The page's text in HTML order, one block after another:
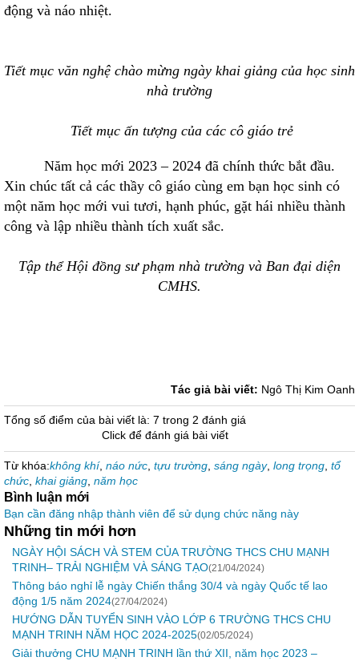
động và náo nhiệt.
Tiết mục văn nghệ chào mừng ngày khai giảng của học sinh
nhà trường
Tiết mục ấn tượng của các cô giáo trẻ
Năm học mới 2023 – 2024 đã chính thức bắt đầu.
Xin chúc tất cả các thầy cô giáo cùng em bạn học sinh có
một năm học mới vui tươi, hạnh phúc, gặt hái nhiều thành
công và lập nhiều thành tích xuất sắc.
Tập thể Hội đồng sư phạm nhà trường và Ban đại diện
CMHS.
Tác giả bài viết: Ngô Thị Kim Oanh
Tổng số điểm của bài viết là: 7 trong 2 đánh giá
Click để đánh giá bài viết
Từ khóa:không khí, náo nức tựu trường sáng ngày, long trọng tổ
chức khai giảng năm học
Bình luận mới
Bạn cần đăng nhập thành viên để sử dụng chức năng này
Những tin mới hơn
NGÀY HỘI SÁCH VÀ STEM CỦA TRƯỜNG THCS CHU MẠNH
TRINH– TRẢI NGHIỆM VÀ SÁNG TẠO(21/04/2024)
Thông báo nghỉ lễ ngày Chiến thắng 30/4 và ngày Quốc tế lao
động 1/5 năm 2024(27/04/2024)
HƯỚNG DẪN TUYỂN SINH VÀO LỚP 6 TRƯỜNG THCS CHU
MẠNH TRINH NĂM HỌC 2024-2025(02/05/2024)
Giải thưởng CHU MẠNH TRINH lần thứ XII, năm học 2023 –